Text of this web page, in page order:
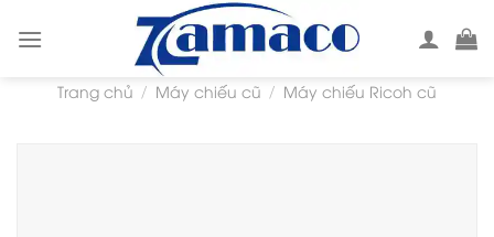
Trang chủ / Máy chiếu cũ / Máy chiếu Ricoh cũ